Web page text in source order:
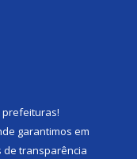
prefeituras!
garantimos em
de transparência